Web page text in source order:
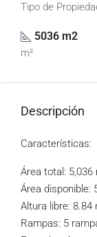
Tipo de
5036 m2
m²
Descripción
Características:
Área total:
Área disponible:
Altura libre:
Rampas: 5